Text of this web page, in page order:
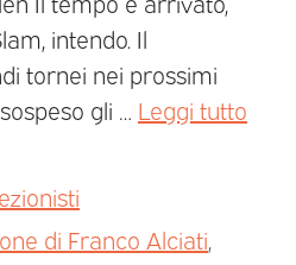
intendo. Il
tornei nei prossimi
gli … Leggi tutto
di Franco Alciati,